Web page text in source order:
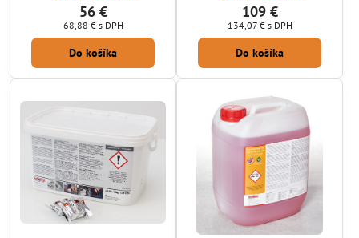
56 €
68,88 € s DPH
Do košíka
109 €
134,07 € s DPH
Do košíka